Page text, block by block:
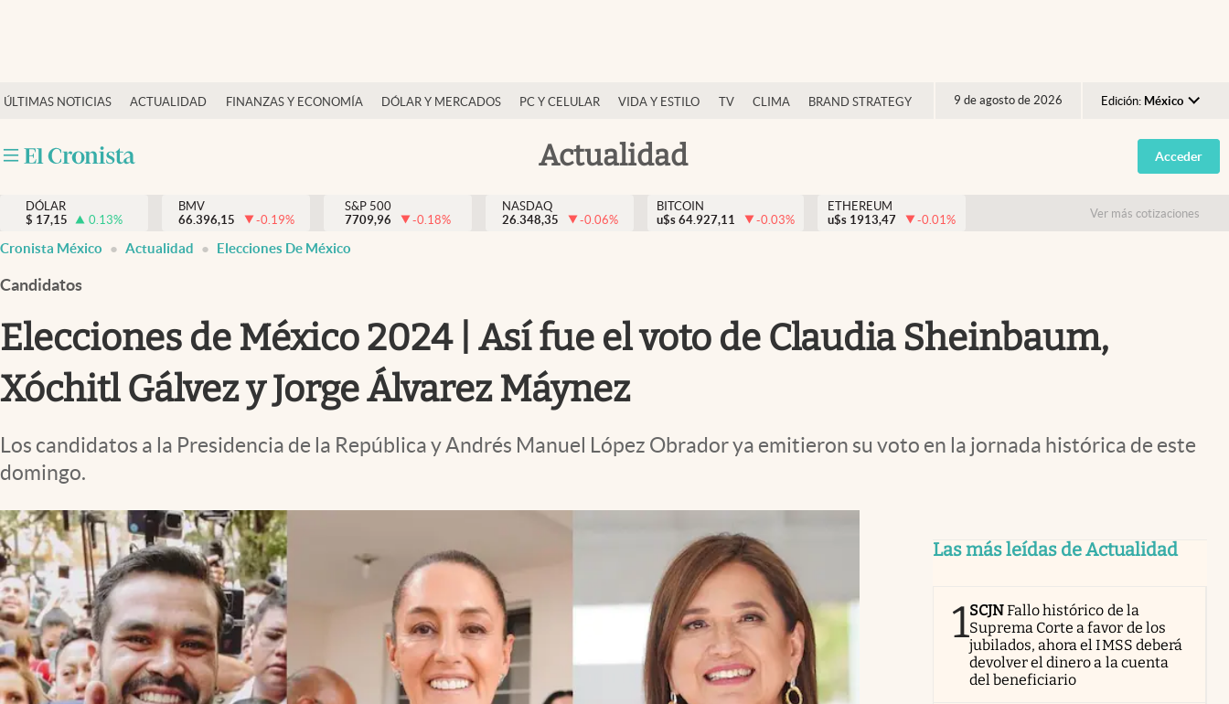
ÚLTIMAS NOTICIAS ACTUALIDAD FINANZAS Y ECONOMÍA DÓLAR Y MERCADOS PC Y CELULAR VIDA Y ESTILO TV CLIMA BRAND STRATEGY 9 de agosto de 2026 Edición: México
Argentina
España
USA
Actualidad
Actualidad
Internacionales
Opinión
Brand Strategy
Vida y estilo
Tv
Espiritualidad
abre en nueva pestaña
Acceder
DÓLAR
$ 17,15 0.13%
BMV
66.396,15
-0.19%
S&P 500
7709,96
-0.18%
NASDAQ
26.348,35
-0.06%
BITCOIN
u$s 64.927,11 -0.03%
ETHEREUM
u$s 1913,47 -0.01% Ver más cotizaciones
Cronista México Actualidad Elecciones De México
Candidatos
Elecciones de México 2024 | Así fue el voto de Claudia Sheinbaum,
Xóchitl Gálvez y Jorge Álvarez Máynez
Los candidatos a la Presidencia de la República y Andrés Manuel López Obrador ya emitieron su voto en la jornada histórica de este
domingo.
Las más leídas de Actualidad
1SCJNFallo histórico de la
Suprema Corte a favor de los
jubilados, ahora el IMSS deberá
devolver el dinero a la cuenta
del beneficiario